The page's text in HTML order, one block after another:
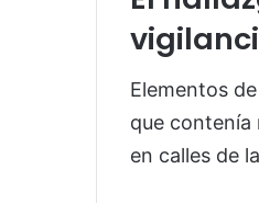
Elementos
que contenía
en calles de